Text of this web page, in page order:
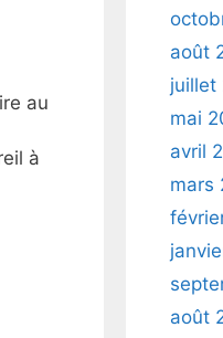
au
à
août
juillet
mai
avril
mars
août